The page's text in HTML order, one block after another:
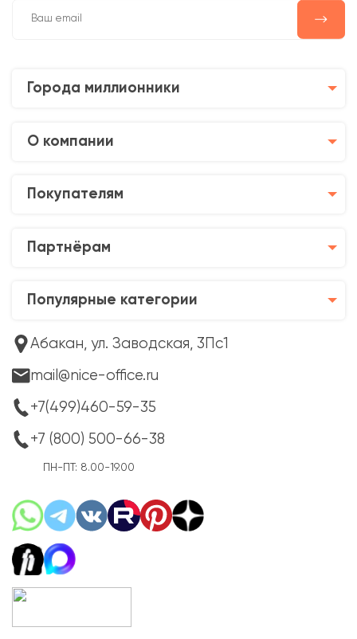
Города миллионники
О компании
Покупателям
Партнёрам
Популярные категории
Абакан, ул. Заводская, 3Пс1
mail@nice-office.ru
+7(499)460-59-35
+7 (800) 500-66-38
ПН-ПТ: 8.00-19.00